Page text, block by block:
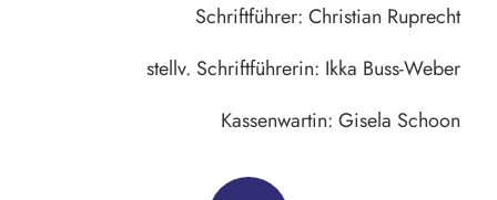
Schriftführer: Christian Ruprecht
stellv. Schriftführerin: Ikka Buss-Weber
Kassenwartin: Gisela Schoon